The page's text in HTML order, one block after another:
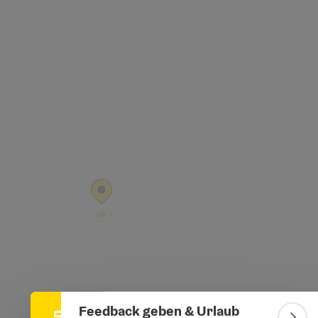
Feedback geben & Urlaub